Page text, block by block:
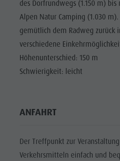
des Dorfrundwegs (1.150 m) bis
Alpen Natur Camping (1.030
gemütlich dem Radweg zurück
verschiedene
Höhenunterschied: 150 m
Schwierigkeit: leicht
ANFAHRT
Der Treffpunkt zur
Verkehrsmitteln einfach und